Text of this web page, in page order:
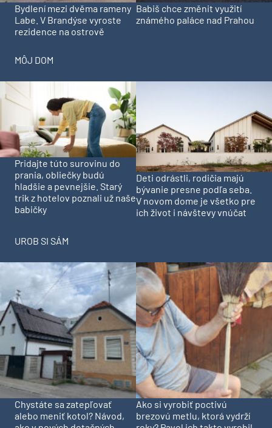
Bydlení mezi dvěma rameny
Labe. V Brandýse vyroste
rezidence na ostrově
Babiš chce změnit využití
známého paláce nad Prahou
MÔJ DOM
Pridajte túto surovinu do
prania, obliečky budú
hladšie a pevnejšie. Starý
trik z hotelov poznali už naše
babičky
Deti odrástli, rodičia majú
bývanie presne podľa seba.
V novom dome je všetko pre
ich život i návštevy vnúčat
UROB SI SÁM
Chystáte sa zatepľovať
alebo meniť kotol? Návod,
Ako si vyrobiť poctivú
brezovú metlu, ktorá vydrží